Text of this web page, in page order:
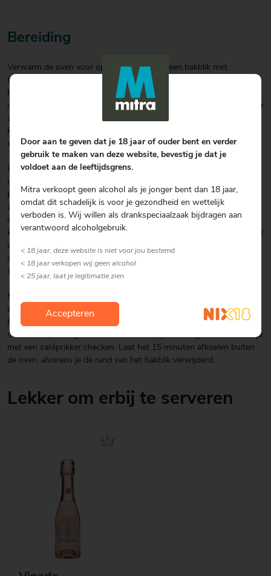
Bereiding
Verwarm de oven voor op 180 ºC. Bekleed een bakblik met
bakpapier of spray deze in met olie. In een middelgrote koekenpan
bak je de champignons en paprika met wat olie goudbruin. Zet dit
opzij om af te koelen. Vul een middelgrote pan met voldoende water
zodat de asperges onder kunnen staan. Breng het water aan de
kook, stop de asperges erin en kook het voor 1 minuut. Lek het uit
en zet dit onmiddellijk opzij om af te koelen.
Rol met een deegroller het bladerdeeg uit in dunne plakken (let op:
niet te dun) en bekleed hiermee het bakblik. Je hebt alle 6 de
bladerdeegplakken nodig voor 1 quiche. Druk het deeg goed tegen
de zijkanten van het bakblik aan. Prik gaatjes met een vork in het
deeg. Bak de uien licht glazig en laat dit afkoelen. In een grote kom
klop je de eieren los tot ze luchtig zijn. Voeg de slagroom toe en mix
dit. Voeg de uien, rode paprika, geraspte kaas, afgekoelde
champignons en asperges, het spek en wat zout en peper naar
smaak toe.
Meng alle ingrediënten met een vouwbeweging langzaam door
elkaar en giet het geheel dan in de bakblik over het deeg heen. Zet
het taartblik op een bakplaat in de oven en bak deze quiche in 50
minuten af, of langer als de kern van de quiche nog nat is. Dit kun je
met een satéprikker checken. Laat het 15 minuten afkoelen buiten
de oven, alvorens je de rand van het bakblik verwijderd.
Lekker om erbij te serveren
Door aan te geven dat je 18 jaar of ouder bent en verder
gebruik te maken van deze website, bevestig je dat je
voldoet aan de leeftijdsgrens.
Mitra verkoopt geen alcohol als je jonger bent dan 18 jaar,
omdat dit schadelijk is voor je gezondheid en wettelijk
verboden is. Wij willen als drankspeciaalzaak bijdragen aan
verantwoord alcoholgebruik.
< 18 jaar, deze website is niet voor jou bestemd
< 18 jaar verkopen wij geen alcohol
< 25 jaar, laat je legitimatie zien
Accepteren